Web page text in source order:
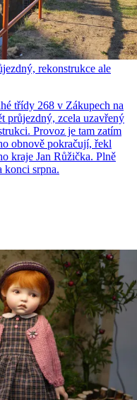
rekonstrukce ale
třídy 268 v Zákupech na
průjezdný, zcela uzavřený
Provoz je tam zatím
obnově pokračují, řekl
kraje Jan Růžička. Plně
konci srpna.